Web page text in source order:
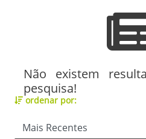
Não existem
pesquisa!
ordenar por: